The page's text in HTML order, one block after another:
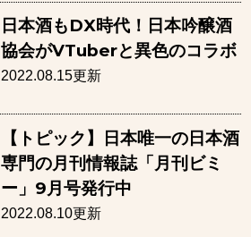
日本酒もDX時代！日本吟醸酒
協会がVTuberと異色のコラボ
2022.08.15更新
【トピック】日本唯一の日本酒
専門の月刊情報誌「月刊ビミ
ー」9月号発行中
2022.08.10更新